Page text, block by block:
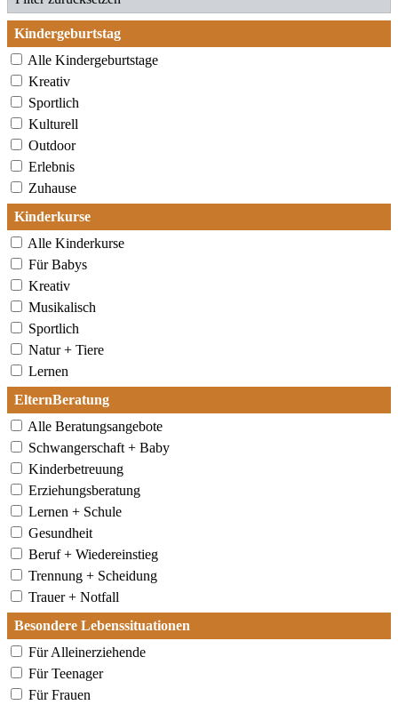
Kindergeburtstag
Alle Kindergeburtstage
Kreativ
Sportlich
Kulturell
Outdoor
Erlebnis
Zuhause
Kinderkurse
Alle Kinderkurse
Für Babys
Kreativ
Musikalisch
Sportlich
Natur + Tiere
Lernen
ElternBeratung
Alle Beratungsangebote
Schwangerschaft + Baby
Kinderbetreuung
Erziehungsberatung
Lernen + Schule
Gesundheit
Beruf + Wiedereinstieg
Trennung + Scheidung
Trauer + Notfall
Besondere Lebenssituationen
Für Alleinerziehende
Für Teenager
Für Frauen